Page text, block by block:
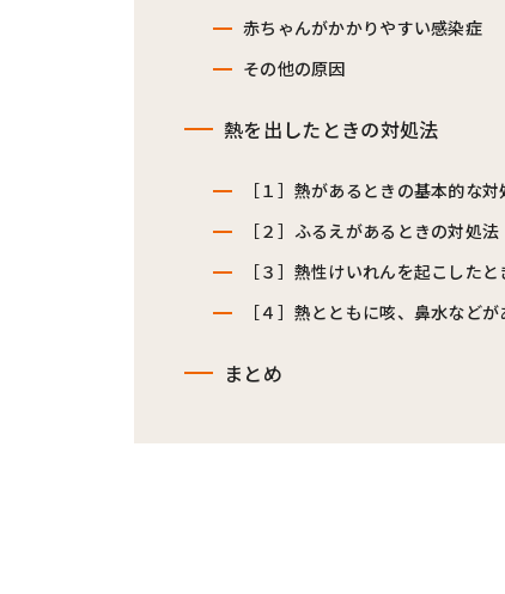
赤ちゃんがかかりやすい感染症
その他の原因
熱を出したときの対処法
［１］熱があるときの基本的な対
［２］ふるえがあるときの対処法
［３］熱性けいれんを起こした
［４］熱とともに咳、鼻水など
まとめ